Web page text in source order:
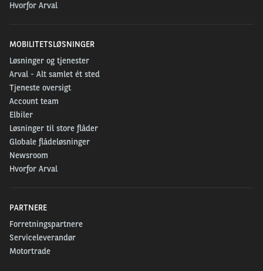
Hvorfor Arval
MOBILITETSLØSNINGER
Løsninger og tjenester
Arval - Alt samlet ét sted
Tjeneste oversigt
Account team
Elbiler
Løsninger til store flåder
Globale flådeløsninger
Newsroom
Hvorfor Arval
PARTNERE
Forretningspartnere
Serviceleverandør
Motortrade